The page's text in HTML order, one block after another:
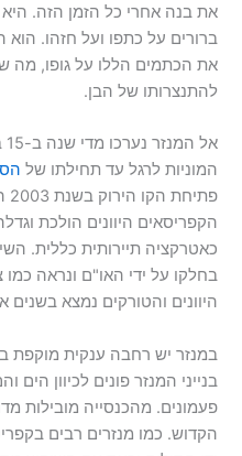
את בנה אחרי כל הזמן הזה.
ברורים על כתפו ועל חזהו.
את הכתמים הללו על גופו, מה
להתנצרותו של הבן.
המוניות לרגל עד תחילתו של
הקפריסאים היוונים הולכת
כאטרקציה תיירותית כללית.
בחלקו על ידי האו"ם ונראה
היוונים והטורקים נמצא בשנים
במנזר יש רחבה ענקית מוקפת
בנייני המנזר פונים לכיוון
פעמונים. מהכנסייה מובילות
הקדוש. כמו מנזרים רבים